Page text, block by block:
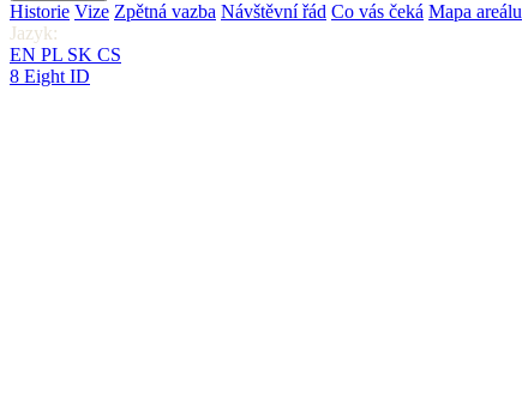
Historie Vize Zpětná vazba Návštěvní řád Co vás čeká Mapa areálu
Jazyk:
EN PL SK CS
8 Eight ID